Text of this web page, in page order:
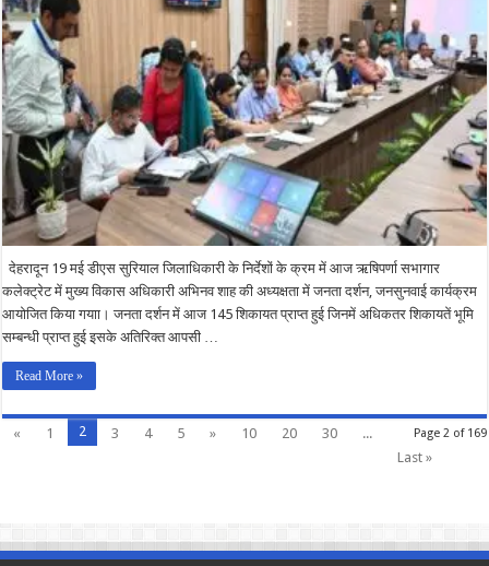
समयबद्ध
निस्तारणः-
सीडीओ
देहरादून 19 मई डीएस सुरियाल जिलाधिकारी के निर्देशों के क्रम में आज ऋषिपर्णा सभागार
कलेक्ट्रेट में मुख्य विकास अधिकारी अभिनव शाह की अध्यक्षता में जनता दर्शन, जनसुनवाई कार्यक्रम
आयोजित किया गयाा। जनता दर्शन में आज 145 शिकायत प्राप्त हुई जिनमें अधिकतर शिकायतें भूमि
सम्बन्धी प्राप्त हुई इसके अतिरिक्त आपसी …
Read More »
Page 2 of 169
« 1 2 3 4 5 » 10 20 30
...
Last »